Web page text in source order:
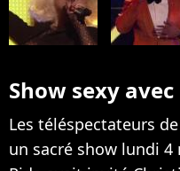
Show sexy avec
Les téléspectateurs de
un sacré show lundi 4